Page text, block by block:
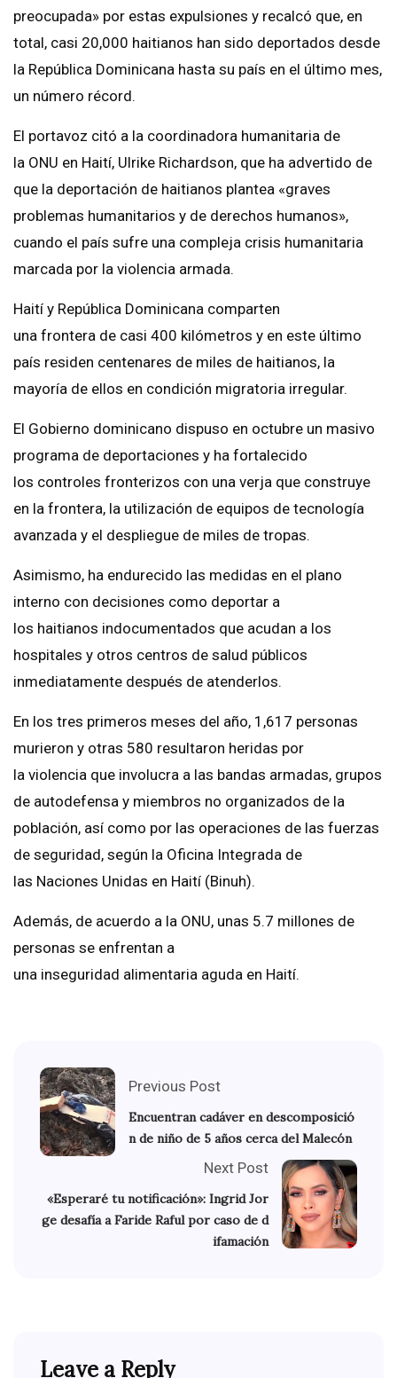
preocupada» por estas expulsiones y recalcó que, en
total, casi 20,000 haitianos han sido deportados desde
la República Dominicana hasta su país en el último mes,
un número récord.
El portavoz citó a la coordinadora humanitaria de
la ONU en Haití, Ulrike Richardson, que ha advertido de
que la deportación de haitianos plantea «graves
problemas humanitarios y de derechos humanos»,
cuando el país sufre una compleja crisis humanitaria
marcada por la violencia armada.
Haití y República Dominicana comparten
una frontera de casi 400 kilómetros y en este último
país residen centenares de miles de haitianos, la
mayoría de ellos en condición migratoria irregular.
El Gobierno dominicano dispuso en octubre un masivo
programa de deportaciones y ha fortalecido
los controles fronterizos con una verja que construye
en la frontera, la utilización de equipos de tecnología
avanzada y el despliegue de miles de tropas.
Asimismo, ha endurecido las medidas en el plano
interno con decisiones como deportar a
los haitianos indocumentados que acudan a los
hospitales y otros centros de salud públicos
inmediatamente después de atenderlos.
En los tres primeros meses del año, 1,617 personas
murieron y otras 580 resultaron heridas por
la violencia que involucra a las bandas armadas, grupos
de autodefensa y miembros no organizados de la
población, así como por las operaciones de las fuerzas
de seguridad, según la Oficina Integrada de
las Naciones Unidas en Haití (Binuh).
Además, de acuerdo a la ONU, unas 5.7 millones de
personas se enfrentan a
una inseguridad alimentaria aguda en Haití.
Previous Post
Encuentran cadáver en descomposició
n de niño de 5 años cerca del Malecón
Next Post
«Esperaré tu notificación»: Ingrid Jor
ge desafía a Faride Raful por caso de d
ifamación
Leave a Reply